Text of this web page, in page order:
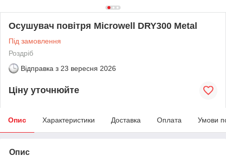
Осушувач повітря Microwell DRY300 Metal
Під замовлення
Роздріб
Відправка з 23 вересня 2026
Ціну уточнюйте
Опис Характеристики Доставка Оплата Умови
Опис